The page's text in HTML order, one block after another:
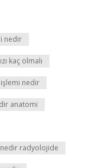
nedir
kaç olmalı
nedir
anatomi
radyolojide